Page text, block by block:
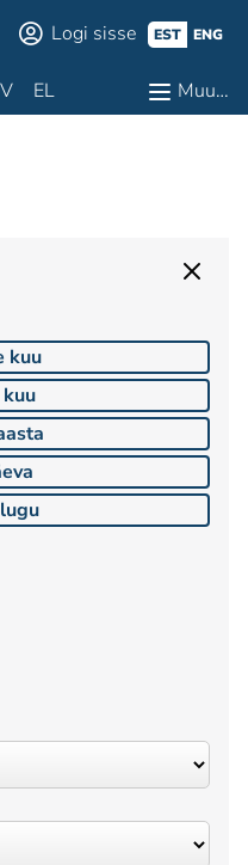
Logi sisse EST ENG
EL Muu…
kuu